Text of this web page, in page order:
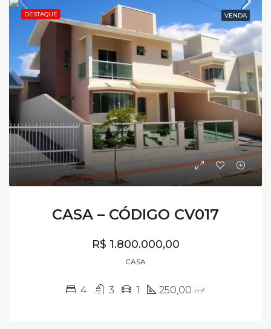
DESTAQUE VENDA
CASA – CÓDIGO CV017
R$ 1.800.000,00
CASA
4 3 1 250,00 m²